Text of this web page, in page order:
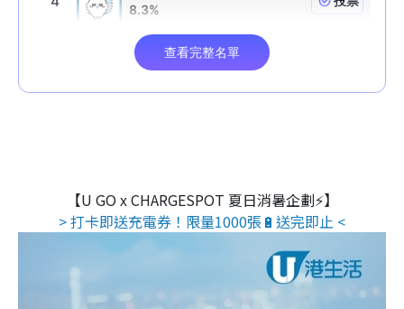
【U GO x CHARGESPOT 夏日消暑企劃⚡】
> 打卡即送充電券！限量1000張🔋送完即止 <